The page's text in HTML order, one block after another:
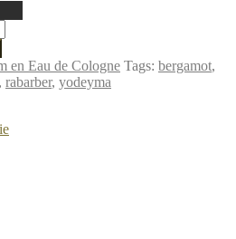
en Eau de Cologne Tags: bergamot,
, rabarber, yodeyma